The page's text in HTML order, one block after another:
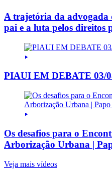
A trajetória da advogada
pai e a luta pelos direitos
PIAUI EM DEBATE 03/
Os desafios para o
Arborização Urbana |
Veja mais vídeos